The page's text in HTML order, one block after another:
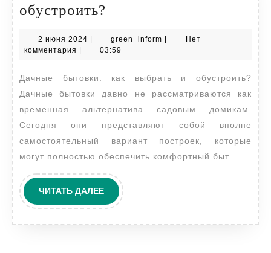
обустроить?
как
и
обустроить?
2 июня 2024 2
июня
green_inform green_inform
Нет
комментария
03:59
Дачные бытовки: как выбрать и обустроить?
Дачные бытовки давно не рассматриваются как
временная альтернатива садовым домикам.
Сегодня они представляют собой вполне
самостоятельный вариант построек, которые
могут полностью обеспечить комфортный быт
ЧИТАТЬ ДАЛЕЕЧИТАТЬ
ДАЛЕЕ